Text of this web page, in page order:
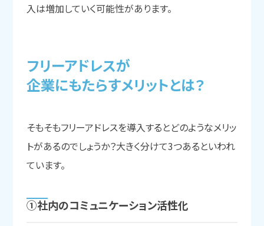
入は増加していく可能性があります。
フリーアドレスが
企業にもたらすメリットとは？
そもそもフリーアドレスを導入するとどのようなメリッ
トがあるのでしょうか？大きく分けて3つあるといわれ
ています。
①社内のコミュニケーション活性化